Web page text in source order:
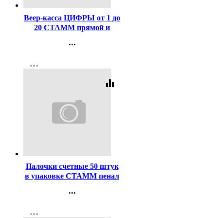
Веер-касса ЦИФРЫ от 1 до
20 СТАММ прямой и
...
Регистрация
more_horiz
equalizer
Палочки счетные 50 штук
в упаковке СТАММ пенал
...
Регистрация
more_horiz